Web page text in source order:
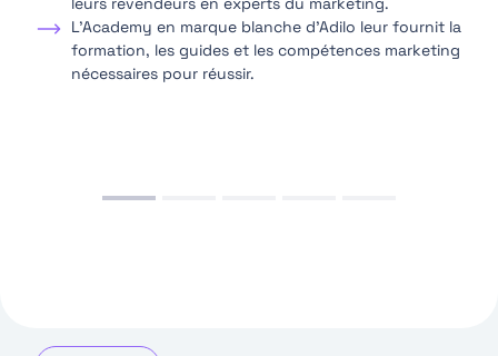
L'Academy en marque blanche d'Adilo leur fournit la
formation, les guides et les compétences marketing
nécessaires pour réussir.